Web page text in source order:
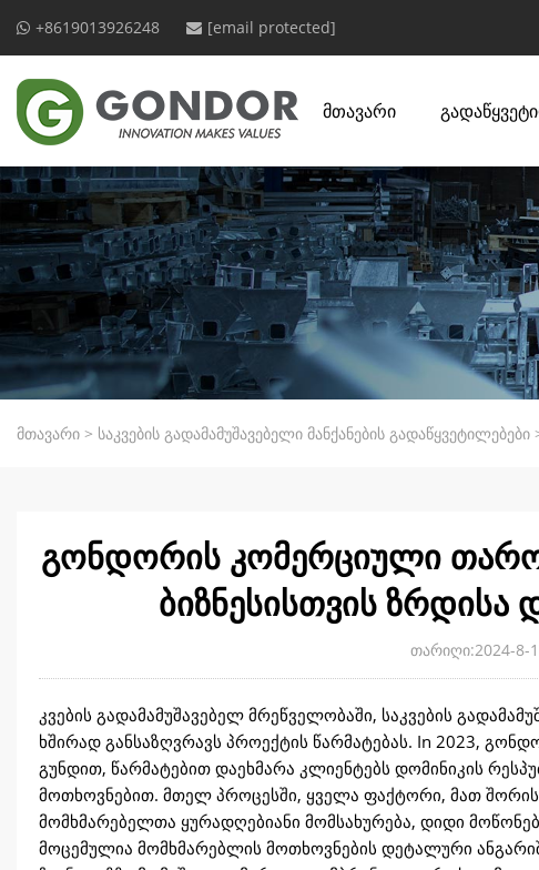
+8619013926248 [email protected]
მთავარი
მთავარი > საკვების გადამამუშავებელი მანქანების გადაწყვეტილებები
გონდორის კომერციული
ბიზნესისთვის ზრდისა
თარიღი:2024-8-
კვების გადამამუშავებელ მრეწველობაში, საკვების
ხშირად განსაზღვრავს პროექტის წარმატებას. In 2023,
გუნდით, წარმატებით დაეხმარა კლიენტებს დომინიკის
მოთხოვნებით. მთელ პროცესში, ყველა ფაქტორი, მათ შორის
მომხმარებელთა ყურადღებიანი მომსახურება, დიდი
მოცემულია მომხმარებლის მოთხოვნების დეტალური